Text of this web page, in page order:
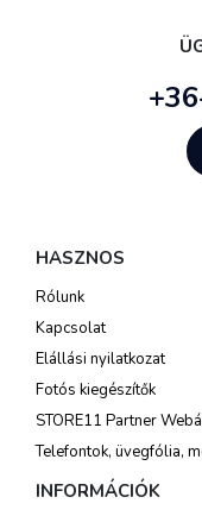
HASZNOS
Rólunk
Kapcsolat
Elállási nyilatkozat
Fotós kiegészítők
STORE11 Partner
Telefontok, üvegfólia,
INFORMÁCIÓK